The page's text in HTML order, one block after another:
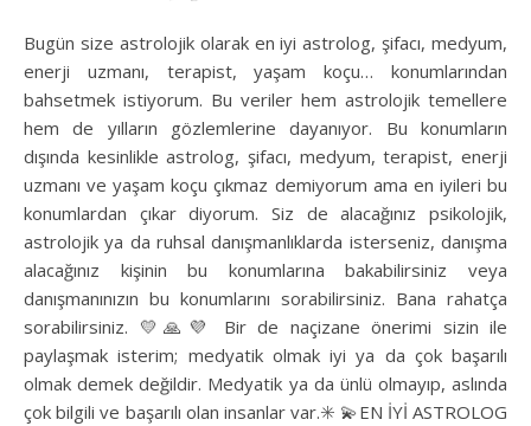
Bugün size astrolojik olarak en iyi astrolog, şifacı, medyum,
enerji uzmanı, terapist, yaşam koçu… konumlarından
bahsetmek istiyorum. Bu veriler hem astrolojik temellere
hem de yılların gözlemlerine dayanıyor. Bu konumların
dışında kesinlikle astrolog, şifacı, medyum, terapist, enerji
uzmanı ve yaşam koçu çıkmaz demiyorum ama en iyileri bu
konumlardan çıkar diyorum. Siz de alacağınız psikolojik,
astrolojik ya da ruhsal danışmanlıklarda isterseniz, danışma
alacağınız kişinin bu konumlarına bakabilirsiniz veya
danışmanınızın bu konumlarını sorabilirsiniz. Bana rahatça
sorabilirsiniz. 💛🙏💜 Bir de naçizane önerimi sizin ile
paylaşmak isterim; medyatik olmak iyi ya da çok başarılı
olmak demek değildir. Medyatik ya da ünlü olmayıp, aslında
çok bilgili ve başarılı olan insanlar var.✳️ 💫EN İYİ ASTROLOG